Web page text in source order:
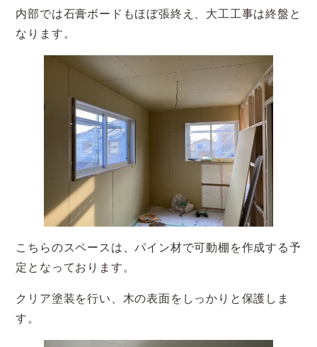
内部では石膏ボードもほぼ張終え、大工工事は終盤と
なります。
こちらのスペースは、パイン材で可動棚を作成する予
定となっております。
クリア塗装を行い、木の表面をしっかりと保護しま
す。